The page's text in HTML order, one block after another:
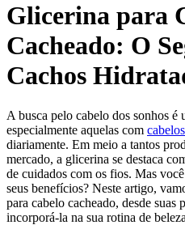
Glicerina para
Cacheado: O
Cachos
A busca pelo cabelo dos sonhos é
especialmente aquelas com
diariamente. Em meio a tantos
mercado, a glicerina se destaca
de cuidados com os fios. Mas
seus benefícios? Neste artigo,
para cabelo cacheado, desde suas
incorporá-la na sua rotina de